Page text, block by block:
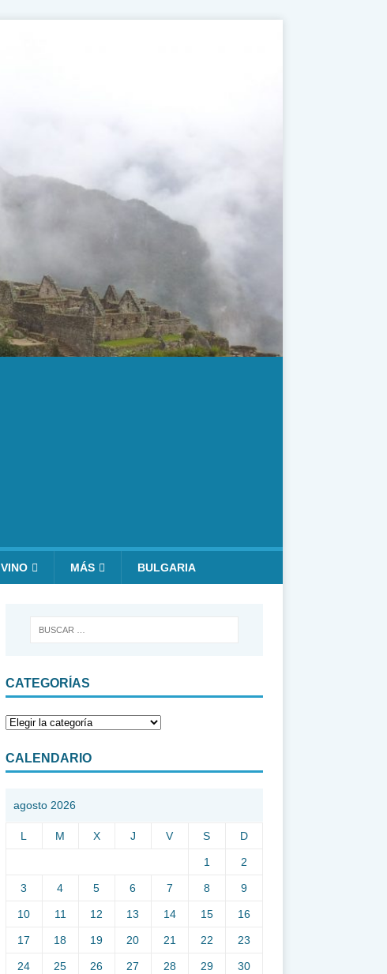
VINO MÁS BULGARIA
CATEGORÍAS
CALENDARIO
agosto 2026
L M X J V S D
1 2
3 4 5 6 7 8 9
10 11 12 13 14 15 16
17 18 19 20 21 22 23
24 25 26 27 28 29 30